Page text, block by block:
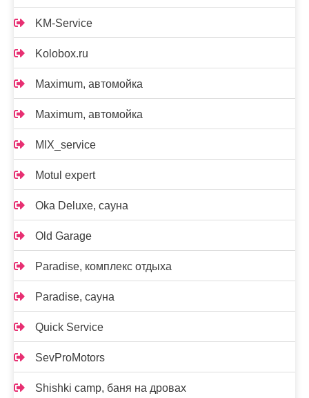
KM-Service
Kolobox.ru
Maximum, автомойка
Maximum, автомойка
MIX_service
Motul expert
Oka Deluxe, сауна
Old Garage
Paradise, комплекс отдыха
Paradise, сауна
Quick Service
SevProMotors
Shishki camp, баня на дровах